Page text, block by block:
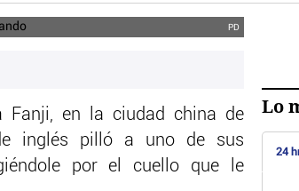
PD
Fanji, en la ciudad china de
inglés pilló a uno de sus
por el cuello que le
Lo
24